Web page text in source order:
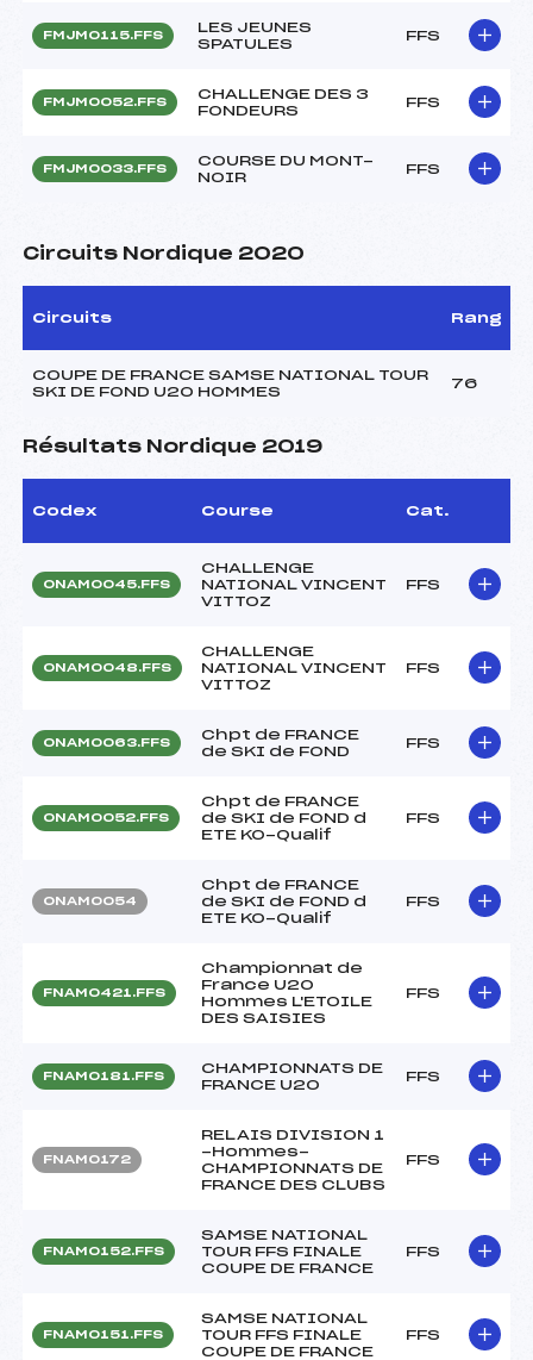
FMJM0115.FFS
LES JEUNES
SPATULES
FFS
FMJM0052.FFS
CHALLENGE DES 3
FONDEURS
FFS
FMJM0033.FFS
COURSE DU MONT-
NOIR
FFS
Circuits Nordique 2020
Circuits Rang
COUPE DE FRANCE SAMSE NATIONAL TOUR
SKI DE FOND U20 HOMMES
76
Résultats Nordique 2019
Codex Course Cat.
ONAM0045.FFS
CHALLENGE
NATIONAL VINCENT
VITTOZ
FFS
ONAM0048.FFS
CHALLENGE
NATIONAL VINCENT
VITTOZ
FFS
ONAM0063.FFS
Chpt de FRANCE
de SKI de FOND
FFS
ONAM0052.FFS
Chpt de FRANCE
de SKI de FOND d
ETE KO-Qualif
FFS
ONAM0054
Chpt de FRANCE
de SKI de FOND d
ETE KO-Qualif
FFS
FNAM0421.FFS
Championnat de
France U20
Hommes L'ETOILE
DES SAISIES
FFS
FNAM0181.FFS
CHAMPIONNATS DE
FRANCE U20
FFS
FNAM0172
RELAIS DIVISION 1
-Hommes-
CHAMPIONNATS DE
FRANCE DES CLUBS
FFS
FNAM0152.FFS
SAMSE NATIONAL
TOUR FFS FINALE
COUPE DE FRANCE
FFS
FNAM0151.FFS
SAMSE NATIONAL
TOUR FFS FINALE
COUPE DE FRANCE
FFS